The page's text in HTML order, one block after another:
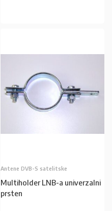
Antene DVB-S satelitske
Multiholder LNB-a univerzalni
prsten